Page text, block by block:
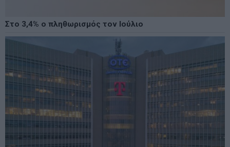
Στο 3,4% ο πληθωρισμός τον Ιούλιο